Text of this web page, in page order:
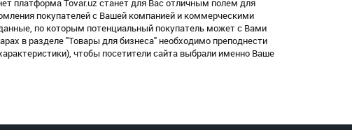
платформа Tovar.uz станет для Вас отличным полем для
покупателей с Вашей компанией и коммерческими
по которым потенциальный покупатель может с Вами
в разделе "Товары для бизнеса" необходимо преподнести
чтобы посетители сайта выбрали именно Ваше